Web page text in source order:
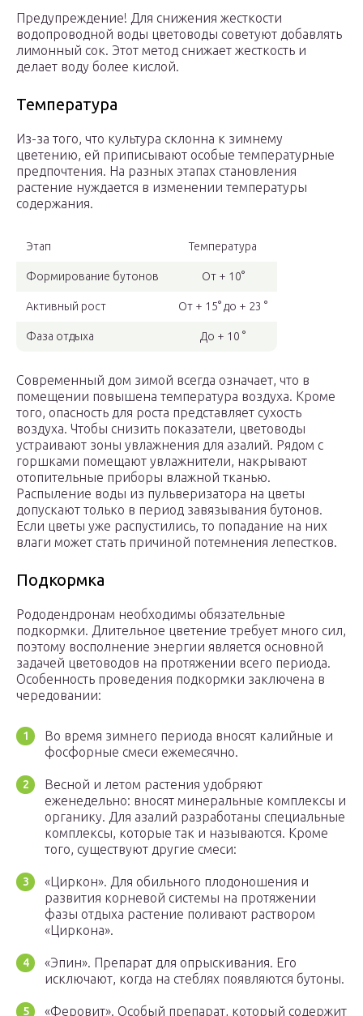
Предупреждение! Для снижения жесткости
водопроводной воды цветоводы советуют добавлять
лимонный сок. Этот метод снижает жесткость и
делает воду более кислой.
Температура
Из-за того, что культура склонна к зимнему
цветению, ей приписывают особые температурные
предпочтения. На разных этапах становления
растение нуждается в изменении температуры
содержания.
Этап Температура
Формирование бутонов От + 10°
Активный рост От + 15° до + 23 °
Фаза отдыха До + 10 °
Современный дом зимой всегда означает, что в
помещении повышена температура воздуха. Кроме
того, опасность для роста представляет сухость
воздуха. Чтобы снизить показатели, цветоводы
устраивают зоны увлажнения для азалий. Рядом с
горшками помещают увлажнители, накрывают
отопительные приборы влажной тканью.
Распыление воды из пульверизатора на цветы
допускают только в период завязывания бутонов.
Если цветы уже распустились, то попадание на них
влаги может стать причиной потемнения лепестков.
Подкормка
Рододендронам необходимы обязательные
подкормки. Длительное цветение требует много сил,
поэтому восполнение энергии является основной
задачей цветоводов на протяжении всего периода.
Особенность проведения подкормки заключена в
чередовании:
Во время зимнего периода вносят калийные и
фосфорные смеси ежемесячно.
Весной и летом растения удобряют
еженедельно: вносят минеральные комплексы и
органику. Для азалий разработаны специальные
комплексы, которые так и называются. Кроме
того, существуют другие смеси:
«Циркон». Для обильного плодоношения и
развития корневой системы на протяжении
фазы отдыха растение поливают раствором
«Циркона».
«Эпин». Препарат для опрыскивания. Его
исключают, когда на стеблях появляются бутоны.
«Феровит». Особый препарат, который содержит